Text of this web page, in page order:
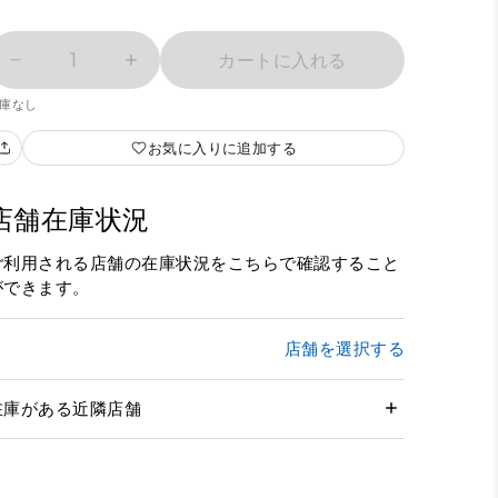
1 カートに入れる
なし
お気に入りに追加する
舗在庫状況
利用される店舗の在庫状況をこちらで確認すること
きます。
店舗を選択する
庫がある近隣店舗